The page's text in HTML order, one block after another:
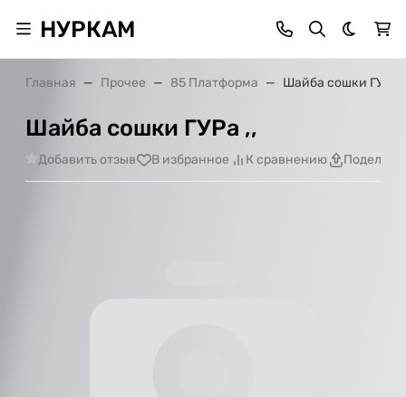
НУРКАМ Темная
Главная Прочее 85 Платформа Шайба сошки ГУРа ,,
Шайба сошки ГУРа ,,
Добавить отзыв В избранное К сравнению